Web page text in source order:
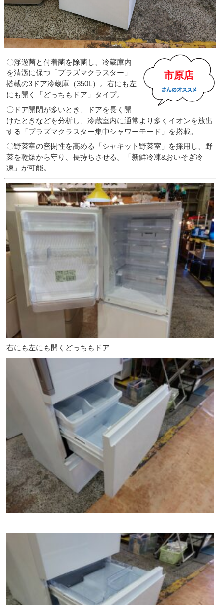
市原店
〇浮遊菌と付着菌を除菌し、冷蔵庫内
を清潔に保つ「プラズマクラスター」
搭載の3ドア冷蔵庫（350L）。右にも左
にも開く「どっちもドア」タイプ。
〇ドア開閉が多いとき、ドアを長く開
けたときなどを分析し、冷蔵室内に通常より多くイオンを放出
する「プラズマクラスター集中シャワーモード」を搭載。
〇野菜室の密閉性を高める「シャキット野菜室」を採用し、野
菜を乾燥から守り、長持ちさせる。「新鮮冷凍&おいそぎ冷
凍」が可能。
右にも左にも開くどっちもドア